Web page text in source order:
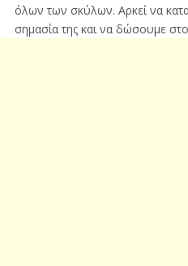
όλων των σκύλων. Αρκεί να
σημασία της και να δώσουμε